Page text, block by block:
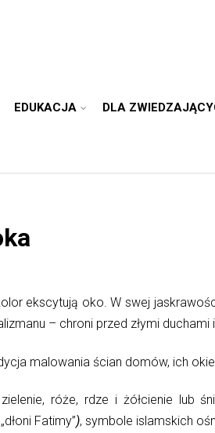
EDUKACJA DLA
ekscytują oko. W swej
– chroni przed złymi
malowania ścian domów, ich
zielenie, róże, rdze i żółcienie lub
Fatimy”), symbole islamskich